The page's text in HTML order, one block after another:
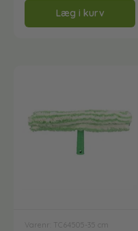
Rentvandsanlæg
Spande til
Læg i kurv
Varenr: TC64505-35 cm